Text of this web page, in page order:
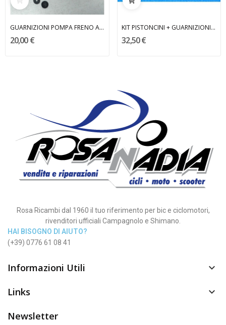
GUARNIZIONI POMPA FRENO ANTERIORE AF1 50
20,00 €
KIT PISTONCINI + GUARNIZIONI PINZA
32,50 €
Rosa Ricambi dal 1960 il tuo riferimento per bic e ciclomotori,
rivenditori ufficiali Campagnolo e Shimano.
HAI BISOGNO DI AIUTO?
(+39) 0776 61 08 41
Informazioni Utili 
Links 
Newsletter